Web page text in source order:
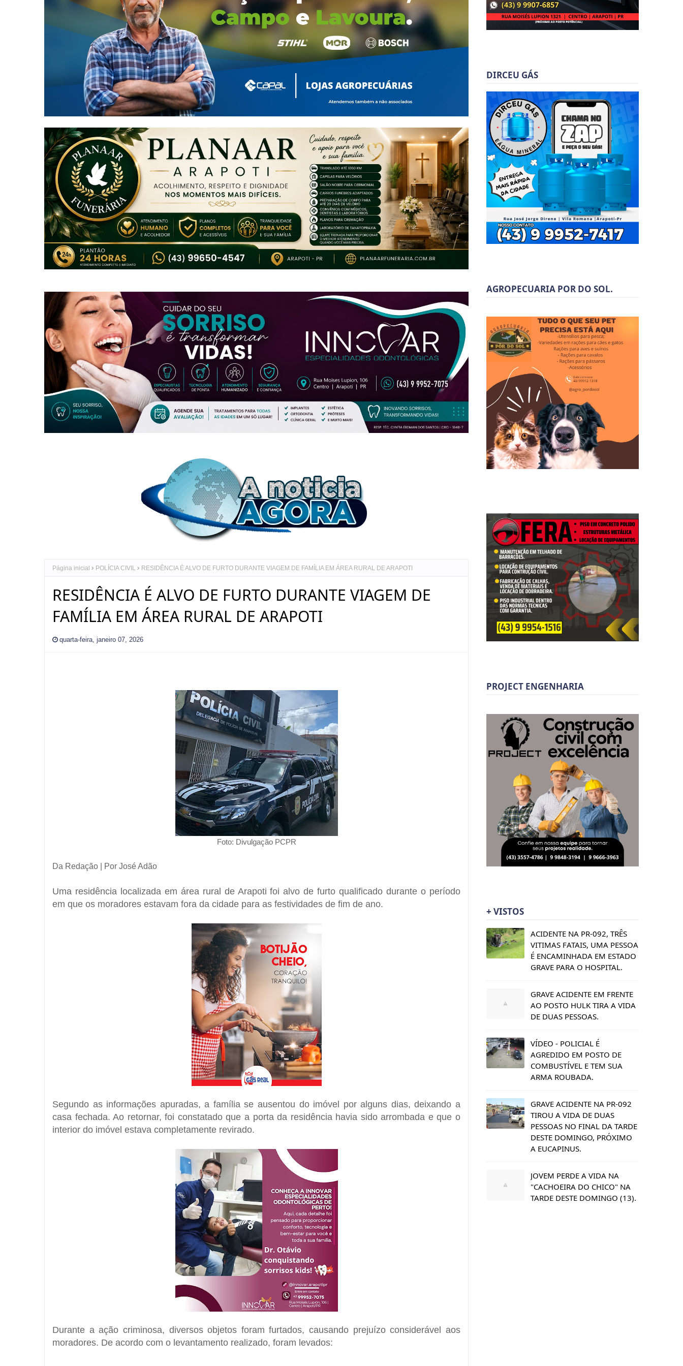
Página inicial POLÍCIA CIVIL RESIDÊNCIA É ALVO DE FURTO DURANTE VIAGEM DE FAMÍLIA EM ÁREA RURAL DE ARAPOTI
RESIDÊNCIA É ALVO DE FURTO DURANTE VIAGEM DE
FAMÍLIA EM ÁREA RURAL DE ARAPOTI
quarta-feira, janeiro 07, 2026
Foto: Divulgação PCPR
Da Redação | Por José Adão
Uma residência localizada em área rural de Arapoti foi alvo defurto qualificado durante o período
em que os moradores estavam fora da cidade para as festividades de fim de ano.
Segundo as informações apuradas, a família se ausentou do imóvel por alguns dias, deixando a
casa fechada. Ao retornar, foi constatado que a porta da residência havia sido arrombada e que o
interior do imóvel estava completamente revirado.
Durante a ação criminosa, diversos objetos foram furtados, causando prejuízo considerável aos
moradores. De acordo com o levantamento realizado, foram levados:
DIRCEU GÁS
AGROPECUARIA POR DO SOL.
PROJECT ENGENHARIA
+ VISTOS
ACIDENTE NA PR-092, TRÊS
VITIMAS FATAIS, UMA PESSOA
É ENCAMINHADA EM ESTADO
GRAVE PARA O HOSPITAL.
GRAVE ACIDENTE EM FRENTE
AO POSTO HULK TIRA A VIDA
DE DUAS PESSOAS.
VÍDEO - POLICIAL É
AGREDIDO EM POSTO DE
COMBUSTÍVEL E TEM SUA
ARMA ROUBADA.
GRAVE ACIDENTE NA PR-092
TIROU A VIDA DE DUAS
PESSOAS NO FINAL DA TARDE
DESTE DOMINGO, PRÓXIMO
A EUCAPINUS.
JOVEM PERDE A VIDA NA
"CACHOEIRA DO CHICO" NA
TARDE DESTE DOMINGO (13).